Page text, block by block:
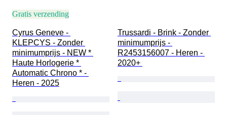
Gratis verzending
Cyrus Geneve -
KLEPCYS - Zonder
minimumprijs - NEW *
Haute Horlogerie *
Automatic Chrono * -
Heren - 2025
Trussardi - Brink - Zonder
minimumprijs -
R2453156007 - Heren -
2020+